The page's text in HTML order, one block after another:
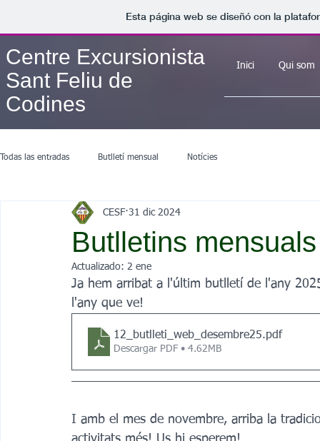
Esta página web se diseñó con la
Inici Qui som
Centre Excursionista
Sant Feliu de
Codines
Todas las entradas Butlletí mensual Notícies
Butlletins
CESF 31 dic 2024
Actualizado: 2 ene
Ja hem arribat a l'últim butlletí de l'any
l'any que ve!
12_butlleti_web_desembre25.pdf
Descargar PDF • 4.62MB
I amb el mes de novembre, arriba la